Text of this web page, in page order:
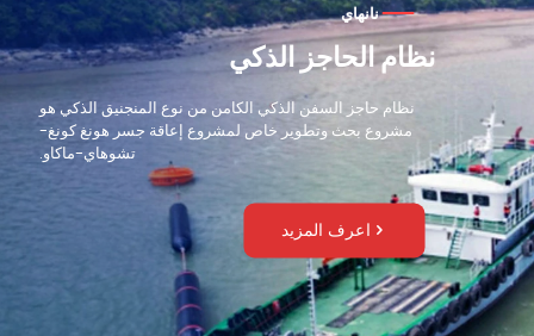
نانهاي
نظام الحاجز الذكي
نظام حاجز السفن الذكي الكامن من نوع المنجنيق الذكي هو
مشروع بحث وتطوير خاص لمشروع إعاقة جسر هونغ كونغ-
تشوهاي-ماكاو.
اعرف المزيد